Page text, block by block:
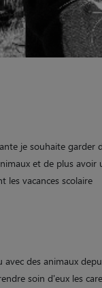
je souhaite garder
et de plus
les vacances scolaire
avec des animaux
soin d'eux les